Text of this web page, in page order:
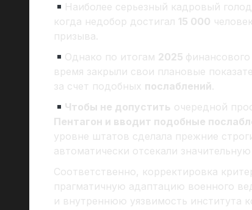
Наиболее серьезный кадровый
когда недобор достигал 15 000
призыва.
Однако по итогам 2025
время закрыли свои плановые
за счет подобных послаблений.
Чтобы не допустить очередной
Пентагон и вводит подобные
уровне штатов сделала прежние
автоматически отсекали
Соответственно, корректировка
прагматичную адаптацию военного
и внутреннюю уязвимость института